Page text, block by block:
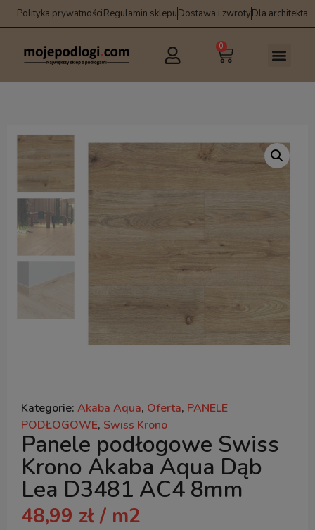
Polityka prywatnościRegulamin sklepuDostawa i zwrotyDla architekta
0
Kategorie: Akaba Aqua, Oferta, PANELE
PODŁOGOWE, Swiss Krono
Panele podłogowe Swiss
Krono Akaba Aqua Dąb
Lea D3481 AC4 8mm
48,99 zł / m2